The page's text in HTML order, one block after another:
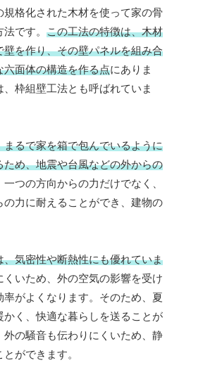
規格化された木材を使って家の骨
です。 この工法の特徴は、木材
壁を作り、その壁パネルを組み合
六面体の構造を作る点にありま
枠組壁工法とも呼ばれていま
まるで家を箱で包んでいるように
ため、地震や台風などの外からの
一つの方向からの力だけでなく、
の力に耐えることができ、建物の
、気密性や断熱性にも優れていま
くいため、外の空気の影響を受け
率がよくなります。そのため、夏
かく、快適な暮らしを送ることが
外の騒音も伝わりにくいため、静
ができます。